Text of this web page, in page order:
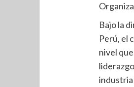
Bajo la
Perú, el
nivel
industria